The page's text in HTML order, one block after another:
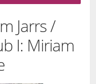
Jarrs /
I: Miriam